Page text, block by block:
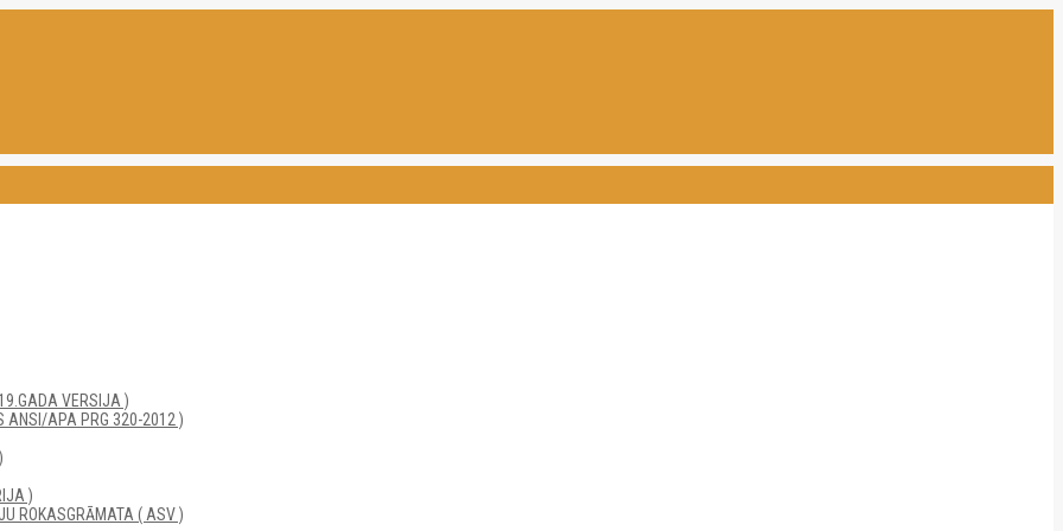
VERSIJA )
ANSI/APA PRG 320-2012 )
)
ROKASGRĀMATA ( ASV )